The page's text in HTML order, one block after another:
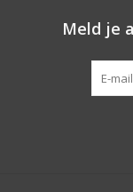
Meld je